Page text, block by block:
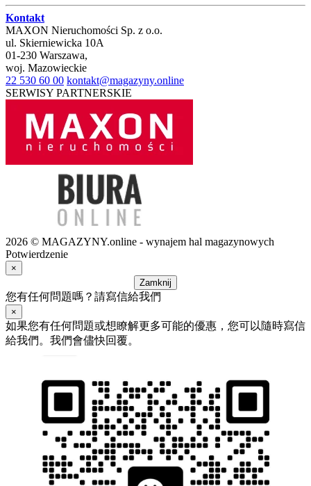
Kontakt
MAXON Nieruchomości Sp. z o.o.
ul. Skierniewicka 10A
01-230 Warszawa,
woj. Mazowieckie
22 530 60 00 kontakt@magazyny.online
SERWISY PARTNERSKIE
2026 © MAGAZYNY.online - wynajem hal magazynowych
Potwierdzenie
×
Zamknij
您有任何問題嗎？請寫信給我們
×
如果您有任何問題或想瞭解更多可能的優惠，您可以隨時寫信
給我們。我們會儘快回覆。